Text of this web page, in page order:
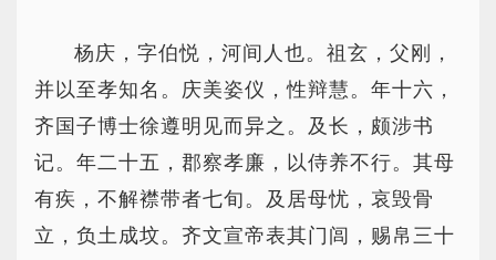
杨庆，字伯悦，河间人也。祖玄，父刚，
并以至孝知名。庆美姿仪，性辩慧。年十六，
齐国子博士徐遵明见而异之。及长，颇涉书
记。年二十五，郡察孝廉，以侍养不行。其母
有疾，不解襟带者七旬。及居母忧，哀毁骨
立，负土成坟。齐文宣帝表其门闾，赐帛三十